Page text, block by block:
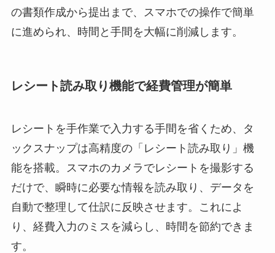
の書類作成から提出まで、スマホでの操作で簡単
に進められ、時間と手間を大幅に削減します。
レシート読み取り機能で経費管理が簡単
レシートを手作業で入力する手間を省くため、タ
ックスナップは高精度の「レシート読み取り」機
能を搭載。スマホのカメラでレシートを撮影する
だけで、瞬時に必要な情報を読み取り、データを
自動で整理して仕訳に反映させます。これによ
り、経費入力のミスを減らし、時間を節約できま
す。